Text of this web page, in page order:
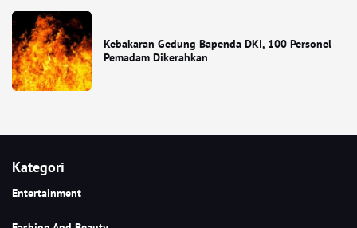
Kebakaran Gedung Bapenda DKI, 100 Personel
Pemadam Dikerahkan
Kategori
Entertainment